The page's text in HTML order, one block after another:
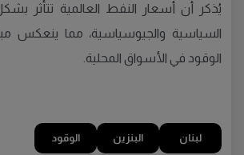
يُذكر أن أسعار النفط العالمية تتأثر
السياسية والجيوسياسية، مما ينعكس
الوقود في الأسواق المحلية.
لبنان البنزين الوقود